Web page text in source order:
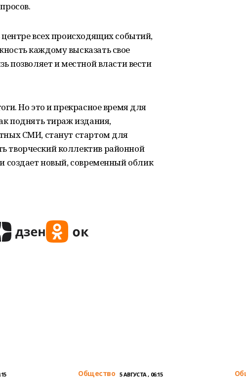
всех происходящих событий,
каждому высказать свое
позволяет и местной власти вести
Но это и прекрасное время для
поднять тираж издания,
СМИ, станут стартом для
творческий коллектив районной
создает новый, современный облик
Общество 5 АВГУСТА , 06:15